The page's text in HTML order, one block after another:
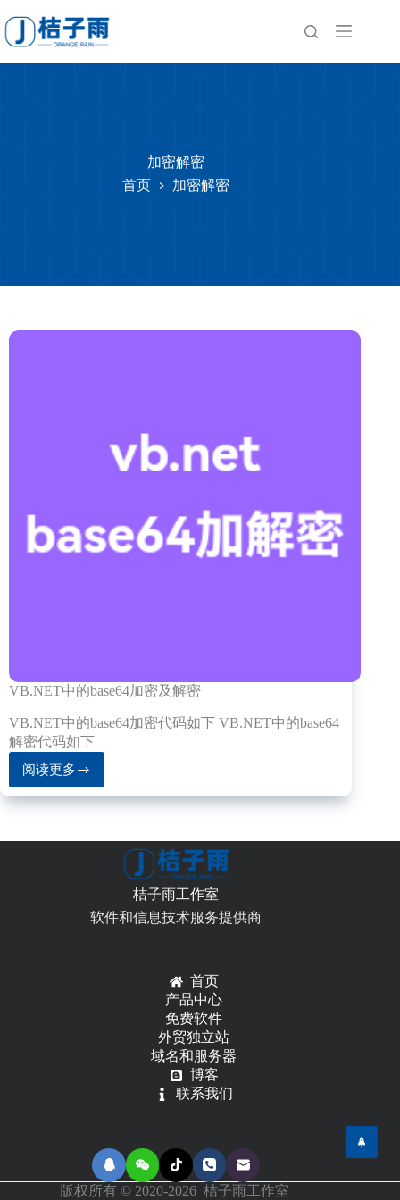
至
内
容
加密解密
首页
加密解密
VB.NET中的base64加密及解密
VB.NET中的base64加密代码如下 VB.NET中的base64
解密代码如下
阅读更多VB.NET
中
加
桔子雨工作室
软件和信息技术服务提供商
首页
产品中心
免费软件
外贸独立站
域名和服务器
博客
联系我们
版权所有 © 2020-2026 桔子雨工作室